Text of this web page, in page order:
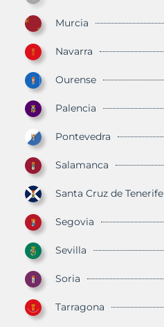
Murcia
Navarra
Ourense
Palencia
Pontevedra
Salamanca
Santa Cruz de Tenerife
Segovia
Sevilla
Soria
Tarragona